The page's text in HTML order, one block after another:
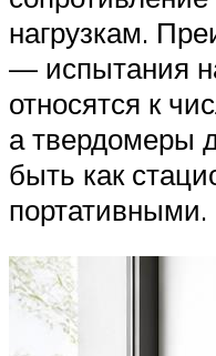
нагрузкам.
— испытания
относятся к
а твердомеры
быть как
портативными.